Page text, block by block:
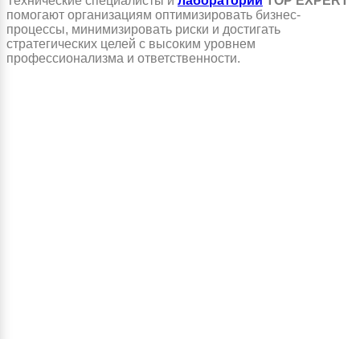
помогают организациям оптимизировать бизнес-
процессы, минимизировать риски и достигать
стратегических целей с высоким уровнем
профессионализма и ответственности.